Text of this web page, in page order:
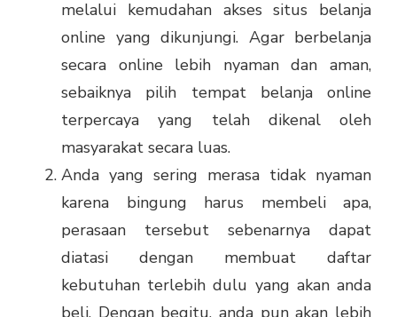
melalui kemudahan akses situs belanja
online yang dikunjungi. Agar berbelanja
secara online lebih nyaman dan aman,
sebaiknya pilih tempat belanja online
terpercaya yang telah dikenal oleh
masyarakat secara luas.
Anda yang sering merasa tidak nyaman
karena bingung harus membeli apa,
perasaan tersebut sebenarnya dapat
diatasi dengan membuat daftar
kebutuhan terlebih dulu yang akan anda